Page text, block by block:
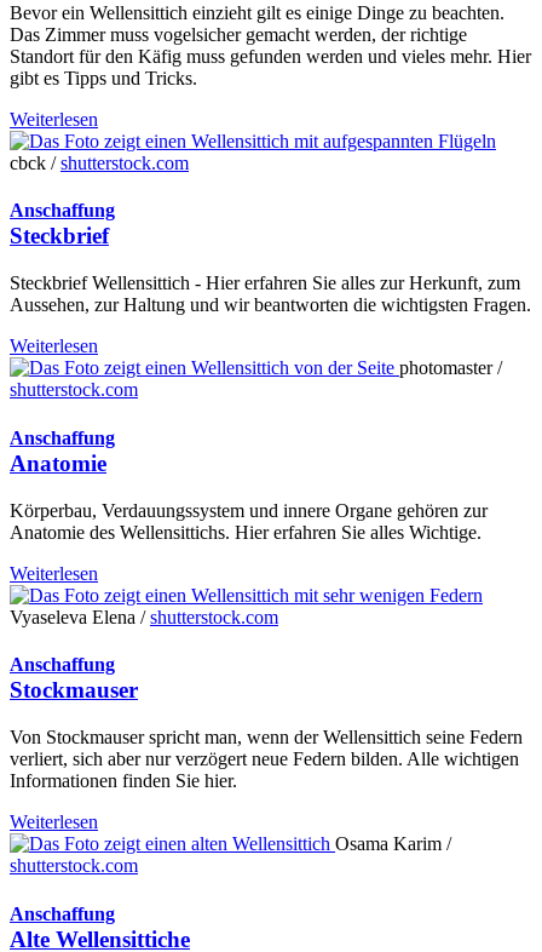
Bevor ein Wellensittich einzieht gilt es einige Dinge zu beachten.
Das Zimmer muss vogelsicher gemacht werden, der richtige
Standort für den Käfig muss gefunden werden und vieles mehr. Hier
gibt es Tipps und Tricks.
Weiterlesen
cbck /shutterstock.com
Anschaffung
Steckbrief
Steckbrief Wellensittich - Hier erfahren Sie alles zur Herkunft, zum
Aussehen, zur Haltung und wir beantworten die wichtigsten Fragen.
Weiterlesen
photomaster /
shutterstock.com
Anschaffung
Anatomie
Körperbau, Verdauungssystem und innere Organe gehören zur
Anatomie des Wellensittichs. Hier erfahren Sie alles Wichtige.
Weiterlesen
Vyaseleva Elena /shutterstock.com
Anschaffung
Stockmauser
Von Stockmauser spricht man, wenn der Wellensittich seine Federn
verliert, sich aber nur verzögert neue Federn bilden. Alle wichtigen
Informationen finden Sie hier.
Weiterlesen
Osama Karim /
shutterstock.com
Anschaffung
Alte Wellensittiche